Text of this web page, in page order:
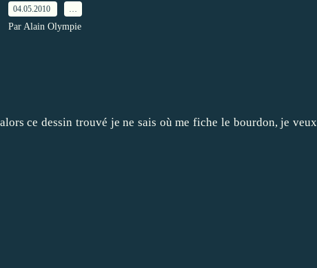
04.05.2010
Par Alain Olympie
ce dessin trouvé je ne sais où me fiche le bourdon, je veux